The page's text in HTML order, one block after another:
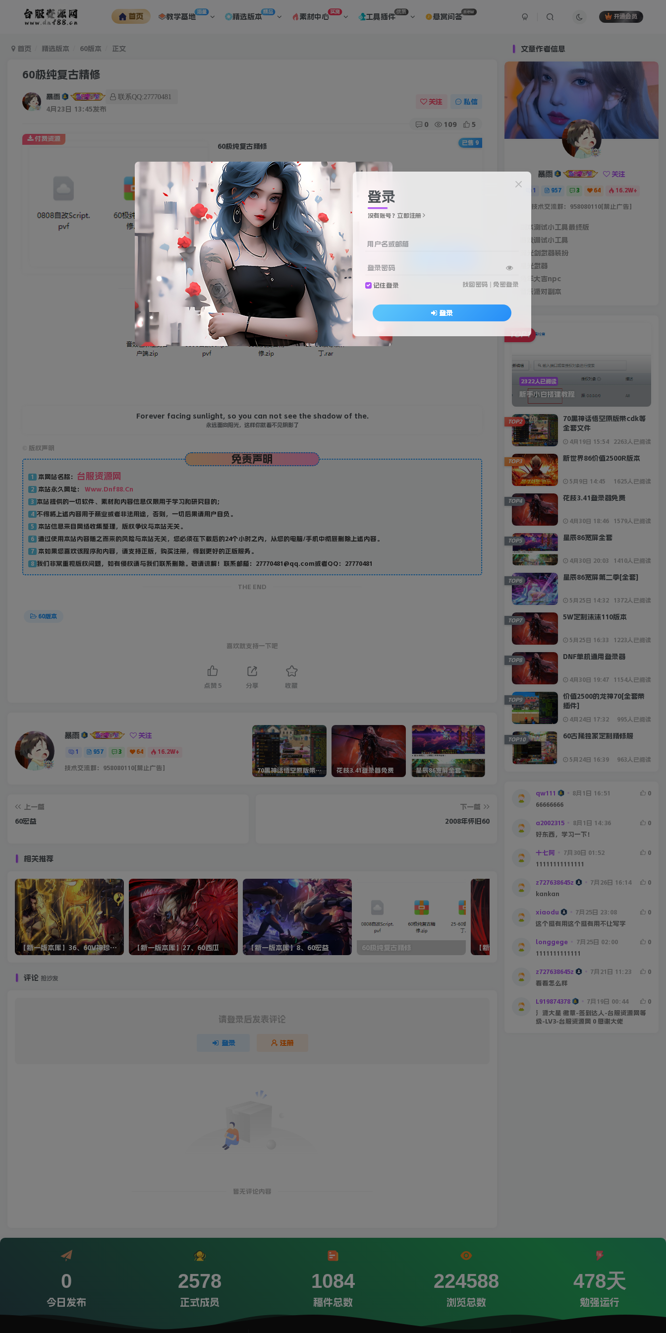
首页 教学基地
海量
精选版本
精品
素材中心
实测
工具插件
优质
悬赏问答
new
开通会员
首页 精选版本 60版本 正文
60极纯复古精修
暴雨
联系QQ:27770481
4月23日 13:45发布
关注 私信
0 109 5
60极纯复古精修
此内容为付费资源，请付费后查看
20 积分
赞助会员 免费 资深会员 免费
付费资源
已售 9
Forever facing sunlight, so you can not see the shadow of the.
永远面向阳光，这样你就看不见阴影了
版权声明
免责声明
1 本网站名称： 台服资源网
2 本站永久网址： Www.Dnf88.Cn
3 本站提供的一切软件、素材和内容信息仅限用于学习和研究目的；
4 不得将上述内容用于商业或者非法用途，否则，一切后果请用户自负。
5 本站信息来自网络收集整理，版权争议与本站无关。
6 通过使用本站内容随之而来的风险与本站无关，您必须在下载后的24个小时之内，从您的电脑/手机中彻底删除上述内容。
7 本如果您喜欢该程序和内容，请支持正版，购买注册，得到更好的正版服务。
8 我们非常重视版权问题，如有侵权请与我们联系删除。敬请谅解！联系邮箱：27770481@qq.com或者QQ：27770481
THE END
60版本
喜欢就支持一下吧
点赞 5 分享 收藏
暴雨 关注
1 957 3 64 16.2W+
技术交流群：958080110[禁止广告] 70黑神话悟空原版带cdk等全套文件 花枝3.41登录器免费 星辰86宽屏全套
上一篇
60宏益
下一篇
2008年怀旧60
相关推荐
【新一版本库】36、60V神珍藏版 【新一版本库】27、60西瓜 【新一版本库】8、60宏益 60极纯复古精修 【新一版本库】18、60盘古
评论 抢沙发
请登录后发表评论
登录 注册
暂无评论内容
文章作者信息
暴雨 关注
1 957 3 64 16.2W+
技术交流群：958080110[禁止广告]
副本测试小工具最终版
游戏调试小工具
翼光剑武器装扮
星光武器
兔年大吉npc
音乐派对副本
2322人已阅读
新手小白搭建教程
TOP1
70黑神话悟空原版带cdk等
全套文件
4月19日 15:54 2263人已阅读
TOP2
新世界86价值2500R版本
5月9日 14:45 1625人已阅读
TOP3
花枝3.41登录器免费
4月30日 18:46 1579人已阅读
TOP4
星辰86宽屏全套
4月30日 20:03 1410人已阅读
TOP5
星辰86宽屏第二季[全套]
5月25日 14:32 1372人已阅读
TOP6
5W定制沫沫110版本
5月25日 16:33 1223人已阅读
TOP7
DNF单机通用登录器
4月30日 19:47 1154人已阅读
TOP8
价值2500的龙神70[全套带
插件]
4月24日 17:32 995人已阅读
TOP9
60古稀独家定制精修服
5月24日 16:39 963人已阅读
TOP10
qw111 8月1日 16:51
0
66666666
a2002315 8月1日 14:36
0
好东西，学习一下！
十七阿 7月30日 01:52
0
11111111111111
z727638645z 7月26日 16:14
0
kankan
xiaodu 7月25日 23:08
0
这个挺有用这个挺有用不让写字
longgege 7月25日 02:00
0
1111111111111
z727638645z 7月21日 11:23
0
看看怎么样
L919874378 7月19日 00:44
0
氵派大星 徽章-签到达人-台服资源网等
级-LV3-台服资源网 0 感谢大佬
登录
没有账号？立即注册
用户名或邮箱
登录密码
记住登录 找回密码 免密登录
登录
0
今日发布
2578
正式成员
1084
稿件总数
224588
浏览总数
478天
勉强运行